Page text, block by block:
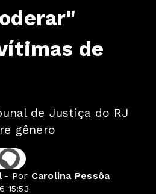
de
de Justiça do RJ
gênero
- Por Carolina Pessôa
15:53